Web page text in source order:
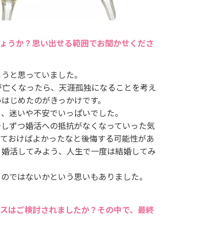
うか？思い出せる範囲でお聞かせくださ
と思っていました。
くなったら、天涯孤独になることを考え
じめたのがきっかけです。
迷いや不安でいっぱいでした。
ずつ婚活への抵抗がなくなっていった気
おけばよかったなと後悔する可能性があ
活してみよう、人生で一度は結婚してみ
ではないかという思いもありました。
はご検討されましたか？その中で、最終